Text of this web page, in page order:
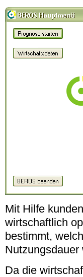
Mit Hilfe
wirtschaftlich
bestimmt,
Nutzungsdauer
Da die